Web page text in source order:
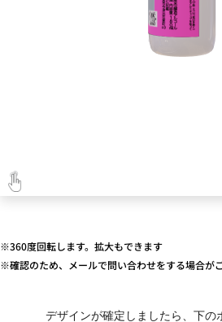
※360度回転します。拡大もできます
※確認のため、メールで問い合わせをする場合が
デザインが確定しましたら、下